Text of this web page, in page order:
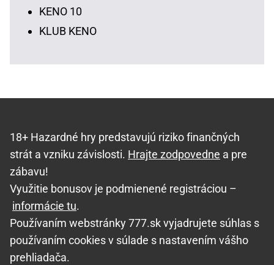
KENO 10
KLUB KENO
18+ Hazardné hry predstavujú riziko finančných
strát a vzniku závislosti. Hrajte zodpovedne a pre
zábavu!
Využitie bonusov je podmienené registráciou –
informácie tu.
Používaním webstránky 777.sk vyjadrujete súhlas s
používaním cookies v súlade s nastavením vášho
prehliadača.